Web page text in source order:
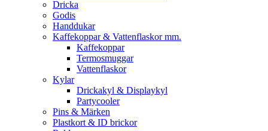
Dricka
Godis
Handdukar
Kaffekoppar & Vattenflaskor mm.
Kaffekoppar
Termosmuggar
Vattenflaskor
Kylar
Drickakyl & Displaykyl
Partycooler
Pins & Märken
Plastkort & ID brickor